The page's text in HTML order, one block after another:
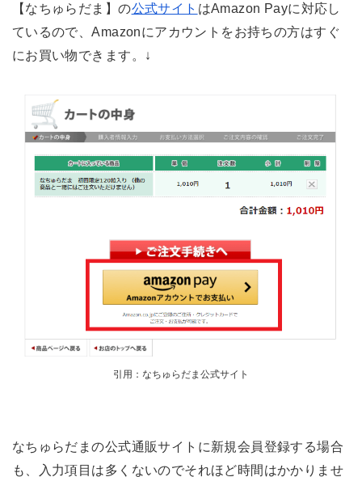
【なちゅらだま】の公式サイト はAmazon Payに対応し
ているので、Amazonにアカウントをお持ちの方はすぐ
にお買い物できます。↓
引用：なちゅらだま公式サイト
なちゅらだまの公式通販サイトに新規会員登録する場合
も、入力項目は多くないのでそれほど時間はかかりませ